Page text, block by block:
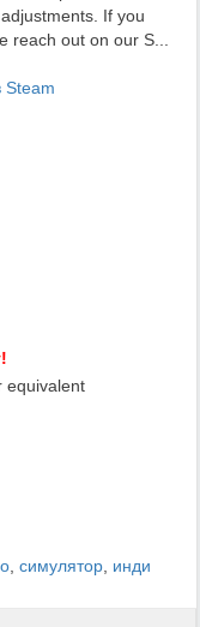
If you
reach out on our S...
Steam
equivalent
, симулятор, инди